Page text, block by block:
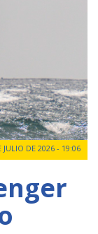
JULIO DE 2026 - 19:06